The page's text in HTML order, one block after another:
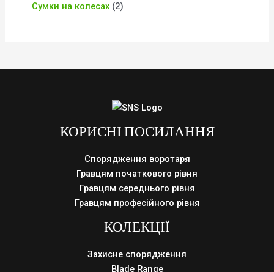
Сумки на колесах 2
КОРИСНІ ПОСИЛАННЯ
Спорядження воротаря
Гравцям початкового рівня
Гравцям середнього рівня
Гравцям професійного рівня
КОЛЕКЦІЇ
Захисне спорядження
Blade Range